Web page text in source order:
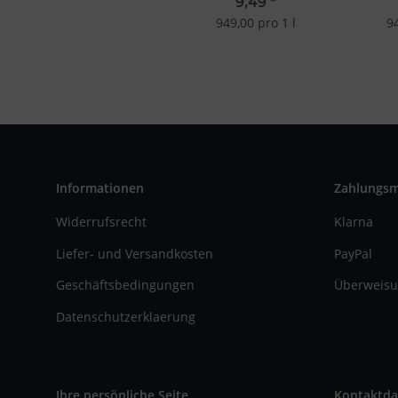
949,00 pro 1 l
Informationen
Widerrufsrecht
Liefer- und Versandkosten
Geschäftsbedingungen
Datenschutzerklaerung
Klarna
PayPal